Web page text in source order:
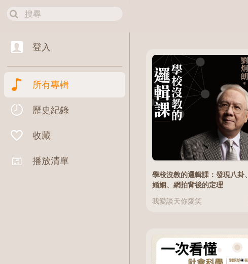
登入
所有專輯
歷史紀錄
收藏
播放清單
學校沒教的邏輯課：發現八卦、
婚姻、網拍背後的定理
我愛談天你愛笑